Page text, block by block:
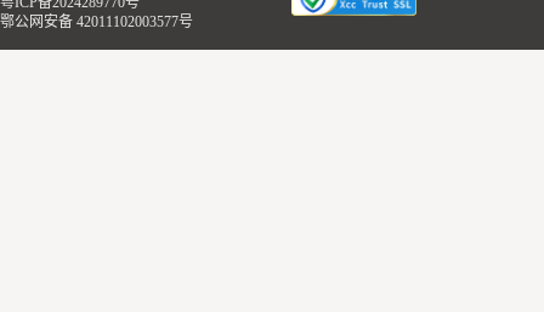
鄂公网安备 42011102003577号